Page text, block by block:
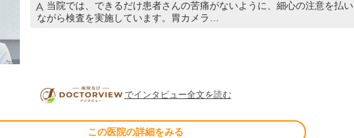
当院では、できるだけ患者さんの苦痛がないように、細心の注意を払い
ながら検査を実施しています。胃カメラ…
DOCTORVIEW
でインタビュー全文を読む
この医院の詳細をみる